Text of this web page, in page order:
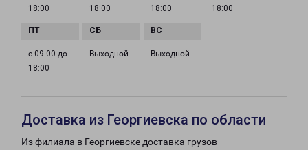
18:00
18:00
18:00
18:00
с 09:00 до
18:00
Выходной Выходной
Доставка из Георгиевска по области
Из филиала в Георгиевске доставка грузов